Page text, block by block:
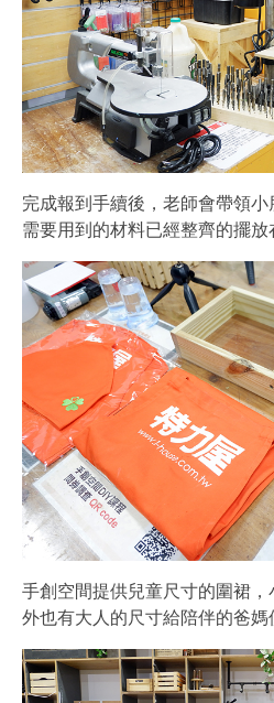
完成報到手續後，老師會帶領
需要用到的材料已經整齊的擺放
手創空間提供兒童尺寸的圍裙
外也有大人的尺寸給陪伴的爸媽